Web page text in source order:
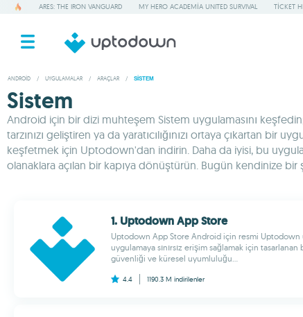
ARES: THE IRON VANGUARD MY HERO ACADEMIA UNITED SURVIVAL TICKET
ANDROID / UYGULAMALAR / ARAÇLAR / SISTEM
Sistem
Android için bir dizi muhteşem Sistem uygulamasını
tarzınızı geliştiren ya da yaratıcılığınızı ortaya çıkartan
keşfetmek için Uptodown'dan indirin. Daha da iyisi, bu
olanaklara açılan bir kapıya dönüştürün. Bugün kendinize
1. Uptodown App Store
Uptodown App Store Android için resmi Uptodown
uygulamaya sınırsız erişim sağlamak için tasarlanan
güvenliği ve küresel uyumluluğu...
4.4 1190.3 M indirilenler